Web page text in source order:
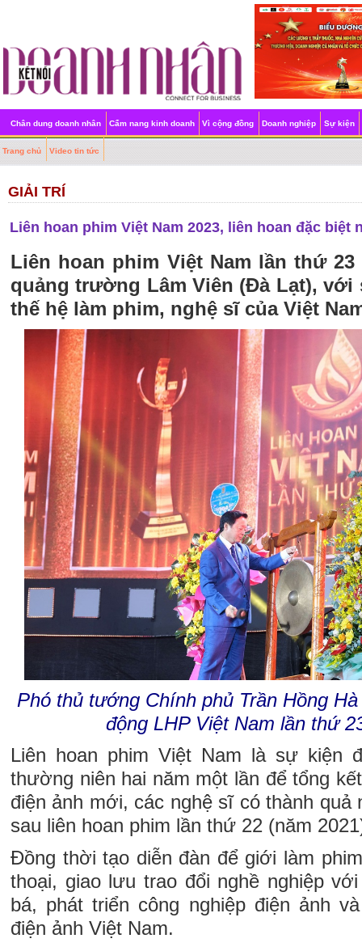
Chân dung doanh nhân Cẩm nang kinh doanh Vì cộng đồng Doanh nghiệp Sự kiện
Trang chủ Video tin tức
GIẢI TRÍ
Liên hoan phim Việt Nam 2023, liên hoan đặc biệt
Liên hoan phim Việt Nam lần thứ 23
quảng trường Lâm Viên (Đà Lạt), với
thế hệ làm phim, nghệ sĩ của Việt
Phó thủ tướng Chính phủ Trần Hồng
động LHP Việt Nam lần thứ
Liên hoan phim Việt Nam là sự kiện
thường niên hai năm một lần để tổng
điện ảnh mới, các nghệ sĩ có thành quả
sau liên hoan phim lần thứ 22 (năm
Đồng thời tạo diễn đàn để giới làm
thoại, giao lưu trao đổi nghề nghiệp
bá, phát triển công nghiệp điện ảnh
điện ảnh Việt Nam.